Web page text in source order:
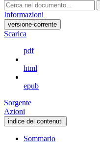
Informazioni
versione-corrente
Scarica
pdf
html
epub
Sorgente
Azioni
indice dei contenuti
Sommario